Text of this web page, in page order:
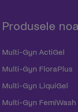
Produsele
Multi-Gyn ActiGel
Multi-Gyn FloraPlus
Multi-Gyn LiquiGel
Multi-Gyn FemiWash